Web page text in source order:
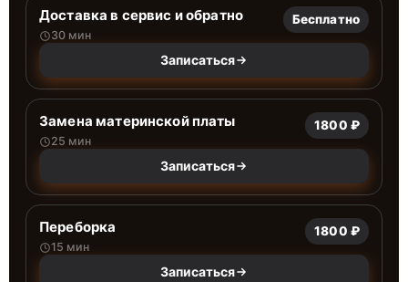
Доставка в сервис и обратно
30 мин
Бесплатно
Записаться
Замена материнской платы
25 мин
1800 ₽
Записаться
Переборка
15 мин
1800 ₽
Записаться